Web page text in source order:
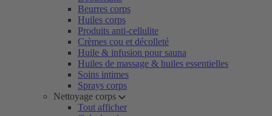
Beurres corps
Huiles corps
Produits anti-cellulite
Crèmes cou et décolleté
Huile & infusion pour sauna
Huiles de massage & huiles essentielles
Soins intimes
Sprays corps
Nettoyage corps
Tout afficher